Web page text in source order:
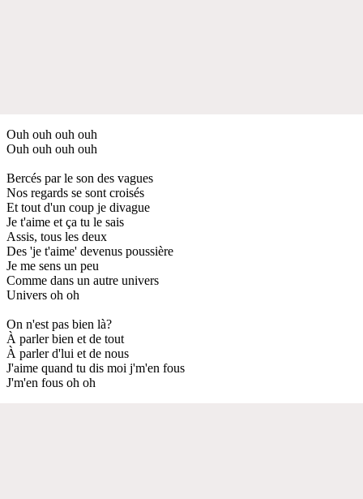
Ouh ouh ouh ouh
Ouh ouh ouh ouh
Bercés par le son des vagues
Nos regards se sont croisés
Et tout d'un coup je divague
Je t'aime et ça tu le sais
Assis, tous les deux
Des 'je t'aime' devenus poussière
Je me sens un peu
Comme dans un autre univers
Univers oh oh
On n'est pas bien là?
À parler bien et de tout
À parler d'lui et de nous
J'aime quand tu dis moi j'm'en fous
J'm'en fous oh oh